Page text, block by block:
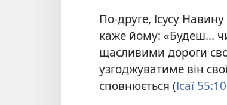
По-друге, Ісусу
каже йому: «Будеш...
щасливими дороги
узгоджуватиме він
сповнюється (Ісаї